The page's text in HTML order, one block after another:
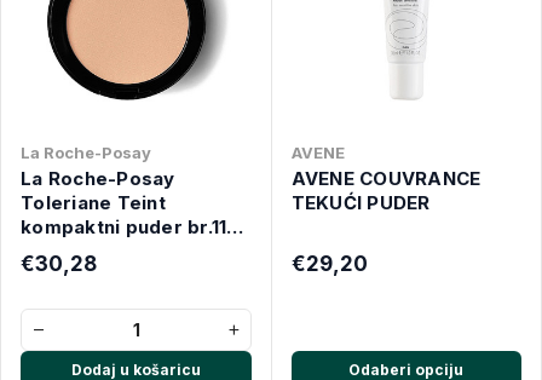
La Roche-Posay
La Roche-Posay
Toleriane Teint
kompaktni puder br.11
9.5g
€30,28
− +
Dodaj u košaricu
AVENE
AVENE COUVRANCE
TEKUĆI PUDER
€29,20
Odaberi opciju